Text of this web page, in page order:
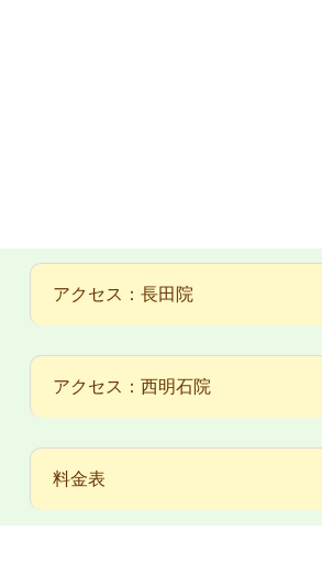
アクセス：長田院
アクセス：西明石院
料金表